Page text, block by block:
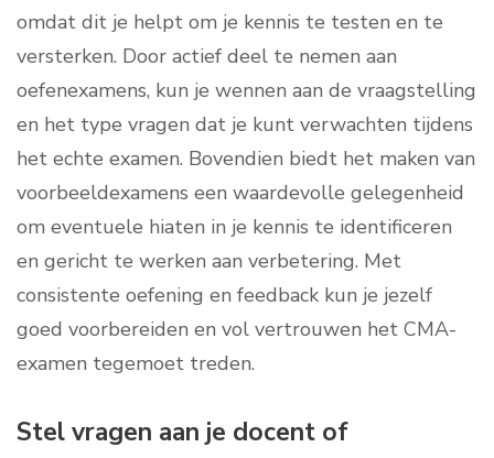
omdat dit je helpt om je kennis te testen en te
versterken. Door actief deel te nemen aan
oefenexamens, kun je wennen aan de vraagstelling
en het type vragen dat je kunt verwachten tijdens
het echte examen. Bovendien biedt het maken van
voorbeeldexamens een waardevolle gelegenheid
om eventuele hiaten in je kennis te identificeren
en gericht te werken aan verbetering. Met
consistente oefening en feedback kun je jezelf
goed voorbereiden en vol vertrouwen het CMA-
examen tegemoet treden.
Stel vragen aan je docent of